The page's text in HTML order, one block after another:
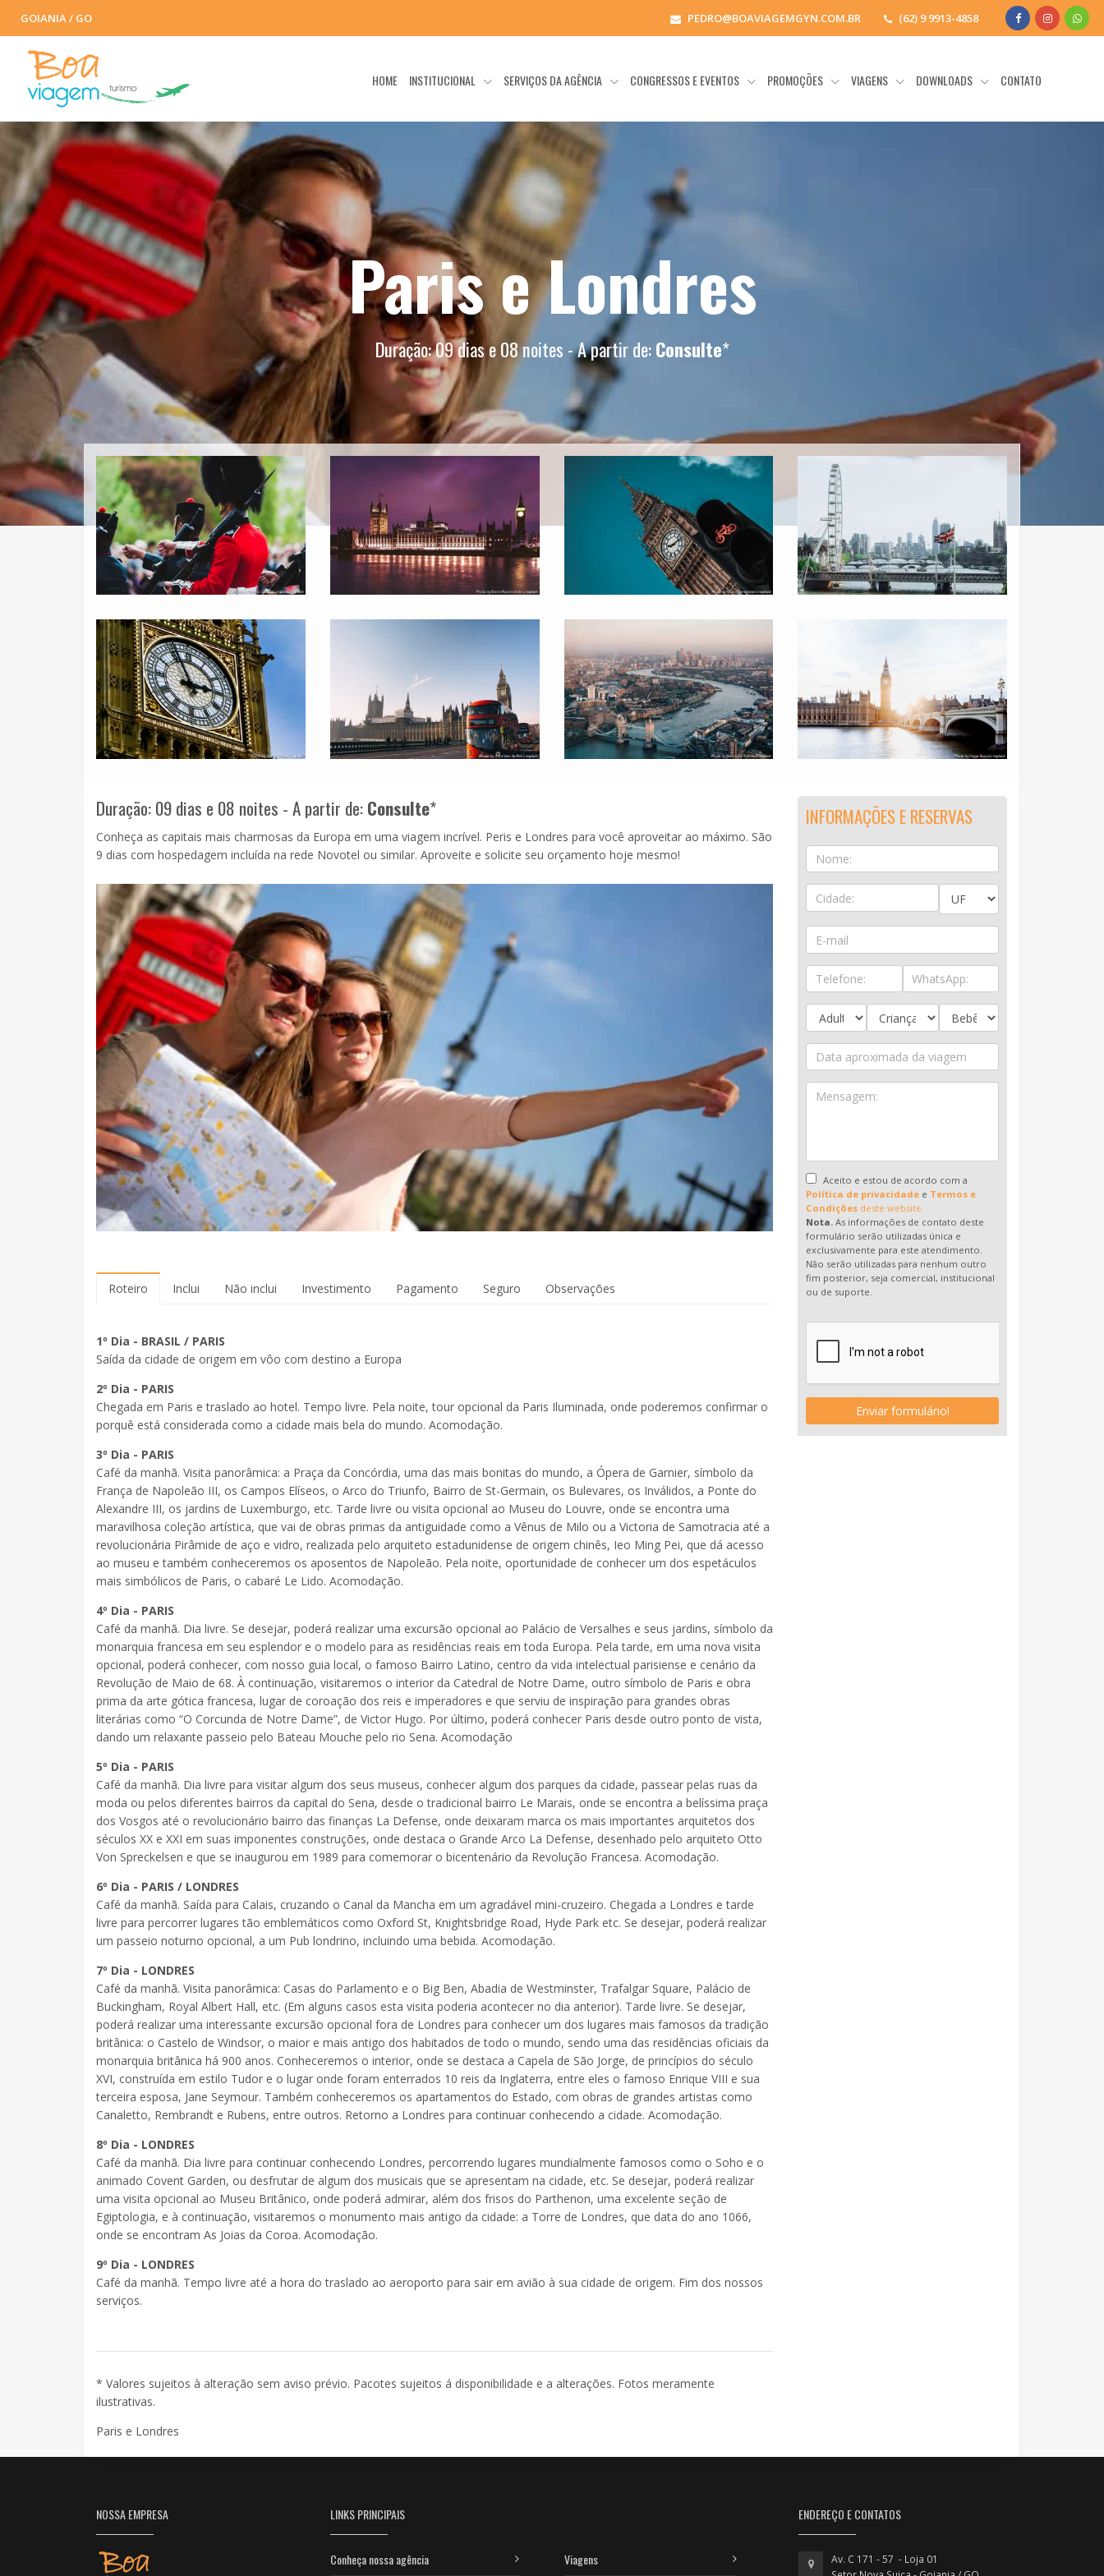
GOIANIA / GO PEDRO@BOAVIAGEMGYN.COM.BR (62) 9 9913-4858
HOME INSTITUCIONAL SERVIÇOS DA AGÊNCIA CONGRESSOS E EVENTOS PROMOÇÕES VIAGENS DOWNLOADS CONTATO
Paris e Londres
Duração: 09 dias e 08 noites - A partir de:Consulte*
Duração: 09 dias e 08 noites - A partir de:Consulte*
Conheça as capitais mais charmosas da Europa em uma viagem incrível. Peris e Londres para você aproveitar ao máximo. São
9 dias com hospedagem incluída na rede Novotel ou similar. Aproveite e solicite seu orçamento hoje mesmo!
Roteiro Inclui Não inclui Investimento Pagamento Seguro Observações
1º Dia - BRASIL / PARIS
Saída da cidade de origem em vôo com destino a Europa
2º Dia - PARIS
Chegada em Paris e traslado ao hotel. Tempo livre. Pela noite, tour opcional da Paris Iluminada, onde poderemos confirmar o
porquê está considerada como a cidade mais bela do mundo. Acomodação.
3º Dia - PARIS
Café da manhã. Visita panorâmica: a Praça da Concórdia, uma das mais bonitas do mundo, a Ópera de Garnier, símbolo da
França de Napoleão III, os Campos Elíseos, o Arco do Triunfo, Bairro de St-Germain, os Bulevares, os Inválidos, a Ponte do
Alexandre III, os jardins de Luxemburgo, etc. Tarde livre ou visita opcional ao Museu do Louvre, onde se encontra uma
maravilhosa coleção artística, que vai de obras primas da antiguidade como a Vênus de Milo ou a Victoria de Samotracia até a
revolucionária Pirâmide de aço e vidro, realizada pelo arquiteto estadunidense de origem chinês, Ieo Ming Pei, que dá acesso
ao museu e também conheceremos os aposentos de Napoleão. Pela noite, oportunidade de conhecer um dos espetáculos
mais simbólicos de Paris, o cabaré Le Lido. Acomodação.
4º Dia - PARIS
Café da manhã. Dia livre. Se desejar, poderá realizar uma excursão opcional ao Palácio de Versalhes e seus jardins, símbolo da
monarquia francesa em seu esplendor e o modelo para as residências reais em toda Europa. Pela tarde, em uma nova visita
opcional, poderá conhecer, com nosso guia local, o famoso Bairro Latino, centro da vida intelectual parisiense e cenário da
Revolução de Maio de 68. À continuação, visitaremos o interior da Catedral de Notre Dame, outro símbolo de Paris e obra
prima da arte gótica francesa, lugar de coroação dos reis e imperadores e que serviu de inspiração para grandes obras
literárias como “O Corcunda de Notre Dame”, de Victor Hugo. Por último, poderá conhecer Paris desde outro ponto de vista,
dando um relaxante passeio pelo Bateau Mouche pelo rio Sena. Acomodação
5º Dia - PARIS
Café da manhã. Dia livre para visitar algum dos seus museus, conhecer algum dos parques da cidade, passear pelas ruas da
moda ou pelos diferentes bairros da capital do Sena, desde o tradicional bairro Le Marais, onde se encontra a belíssima praça
dos Vosgos até o revolucionário bairro das finanças La Defense, onde deixaram marca os mais importantes arquitetos dos
séculos XX e XXI em suas imponentes construções, onde destaca o Grande Arco La Defense, desenhado pelo arquiteto Otto
Von Spreckelsen e que se inaugurou em 1989 para comemorar o bicentenário da Revolução Francesa. Acomodação.
6º Dia - PARIS / LONDRES
Café da manhã. Saída para Calais, cruzando o Canal da Mancha em um agradável mini-cruzeiro. Chegada a Londres e tarde
livre para percorrer lugares tão emblemáticos como Oxford St, Knightsbridge Road, Hyde Park etc. Se desejar, poderá realizar
um passeio noturno opcional, a um Pub londrino, incluindo uma bebida. Acomodação.
7º Dia - LONDRES
Café da manhã. Visita panorâmica: Casas do Parlamento e o Big Ben, Abadia de Westminster, Trafalgar Square, Palácio de
Buckingham, Royal Albert Hall, etc. (Em alguns casos esta visita poderia acontecer no dia anterior). Tarde livre. Se desejar,
poderá realizar uma interessante excursão opcional fora de Londres para conhecer um dos lugares mais famosos da tradição
britânica: o Castelo de Windsor, o maior e mais antigo dos habitados de todo o mundo, sendo uma das residências oficiais da
monarquia britânica há 900 anos. Conheceremos o interior, onde se destaca a Capela de São Jorge, de princípios do século
XVI, construída em estilo Tudor e o lugar onde foram enterrados 10 reis da Inglaterra, entre eles o famoso Enrique VIII e sua
terceira esposa, Jane Seymour. Também conheceremos os apartamentos do Estado, com obras de grandes artistas como
Canaletto, Rembrandt e Rubens, entre outros. Retorno a Londres para continuar conhecendo a cidade. Acomodação.
8º Dia - LONDRES
Café da manhã. Dia livre para continuar conhecendo Londres, percorrendo lugares mundialmente famosos como o Soho e o
animado Covent Garden, ou desfrutar de algum dos musicais que se apresentam na cidade, etc. Se desejar, poderá realizar
uma visita opcional ao Museu Britânico, onde poderá admirar, além dos frisos do Parthenon, uma excelente seção de
Egiptologia, e à continuação, visitaremos o monumento mais antigo da cidade: a Torre de Londres, que data do ano 1066,
onde se encontram As Joias da Coroa. Acomodação.
9º Dia - LONDRES
Café da manhã. Tempo livre até a hora do traslado ao aeroporto para sair em avião à sua cidade de origem. Fim dos nossos
serviços.
* Valores sujeitos à alteração sem aviso prévio. Pacotes sujeitos á disponibilidade e a alterações. Fotos meramente
ilustrativas.
Paris e Londres
INFORMAÇÕES E RESERVAS
Aceito e estou de acordo com a
Política de privacidade e Termos e
Condições deste website.
Nota. As informações de contato deste
formulário serão utilizadas única e
exclusivamente para este atendimento.
Não serão utilizadas para nenhum outro
fim posterior, seja comercial, institucional
ou de suporte.
Enviar formulário!
NOSSA EMPRESA LINKS PRINCIPAIS
Conheça nossa agência Viagens
ENDEREÇO E CONTATOS
Av. C 171 - 57 - Loja 01